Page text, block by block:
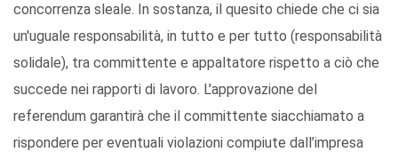
concorrenza sleale. In sostanza, il quesito chiede che ci sia
un'uguale responsabilità, in tutto e per tutto (responsabilità
solidale), tra committente e appaltatore rispetto a ciò che
succede nei rapporti di lavoro. L'approvazione del
referendum garantirà che il committente siacchiamato a
rispondere per eventuali violazioni compiute dall’impresa